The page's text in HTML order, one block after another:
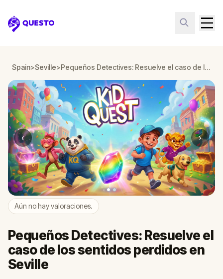
Questo
Spain>Seville> Pequeños Detectives: Resuelve el caso de los sentidos perdidos en Seville
‹ ›
Aún no hay valoraciones.
Pequeños Detectives: Resuelve el
caso de los sentidos perdidos en
Seville